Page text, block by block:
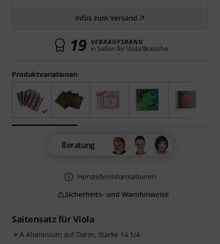
Saitensatz für Viola
A Aluminium auf Darm, Stärke 14 1/4
Produktvariationen
Infos zum Versand
19 VERKAUFSRANG
in Saiten für Viola/Bratsche
Beratung
Herstellerinformationen
Sicherheits- und Warnhinweise